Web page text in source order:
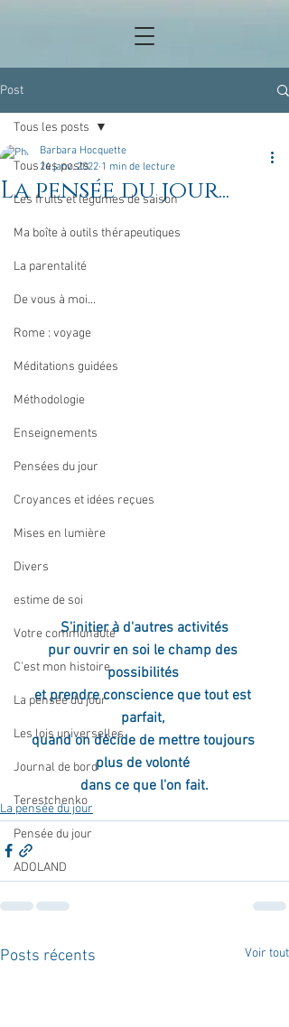
Post
Tous les posts
Les fruits et légumes de saison
Ma boîte à outils thérapeutiques
La parentalité
De vous à moi...
Rome : voyage
Méditations guidées
Méthodologie
Enseignements
Pensées du jour
Croyances et idées reçues
Mises en lumière
Divers
estime de soi
Votre communauté
C'est mon histoire
La pensée du jour
Les lois universelles
Journal de bord
Terestchenko
Pensée du jour
ADOLAND
Tous les posts
La pensée du jour...
Barbara Hocquette
24 janv. 2022 1 min de lecture
S'initier à d'autres activités
pur ouvrir en soi le champ des
possibilités
et prendre conscience que tout est
parfait,
quand on décide de mettre toujours
plus de volonté
dans ce que l'on fait.
La pensée du jour
Posts récents Voir tout